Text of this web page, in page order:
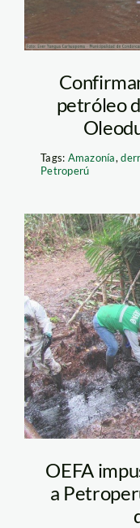
petróleo
Tags: Amazonía,
Petroperú
OEFA
a